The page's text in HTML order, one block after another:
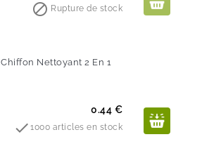
 Rupture de stock
Chiffon Nettoyant 2 En 1
Prix
0.44 €
1000 articles en stock